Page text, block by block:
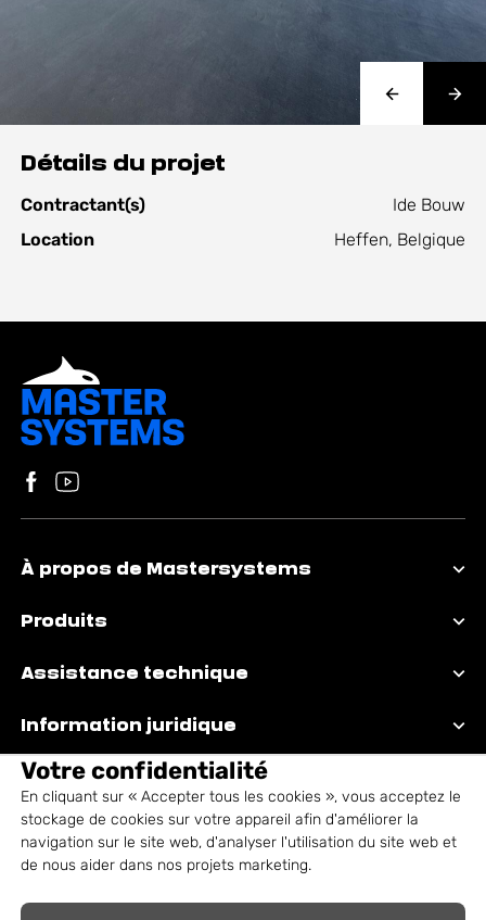
Détails du projet
Contractant(s)
Ide Bouw
Location
Heffen, Belgique
Suivez-nous sur Facebook
Visitez notre chaîne YouTube
À propos de Mastersystems
Produits
Assistance technique
Information juridique
Votre confidentialité
En cliquant sur « Accepter tous les cookies », vous acceptez le
stockage de cookies sur votre appareil afin d'améliorer la
navigation sur le site web, d'analyser l'utilisation du site web et
de nous aider dans nos projets marketing.